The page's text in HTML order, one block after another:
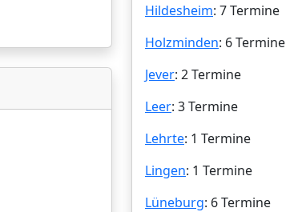
Hildesheim: 7 Termine
Holzminden: 6 Termine
Jever: 2 Termine
Leer: 3 Termine
Lehrte: 1 Termine
Lingen: 1 Termine
Lüneburg: 6 Termine